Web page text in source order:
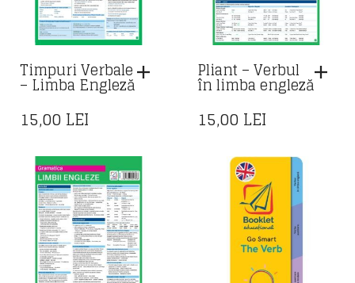
Timpuri Verbale
– Limba Engleză
15,00 LEI
Pliant – Verbul
în limba engleză
15,00 LEI